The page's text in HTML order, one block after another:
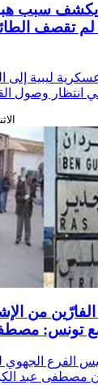
سبب
تقصف
ليبية إلى
الاثنين، 22
من
مع تونس:
الفرع الجهوي